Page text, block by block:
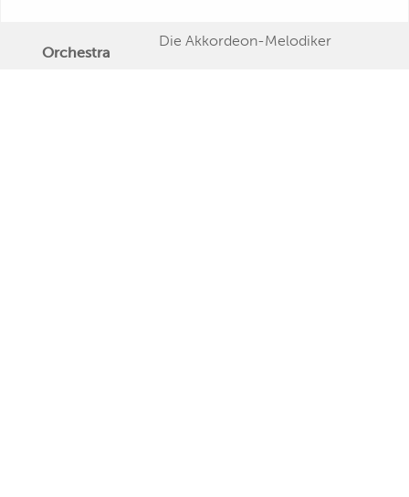
Orchestra
Die Akkordeon-Melodiker